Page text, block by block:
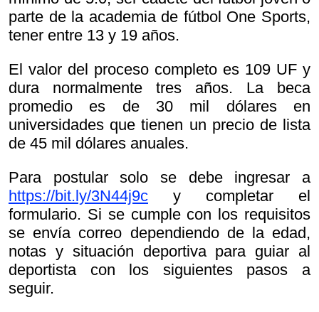
parte de la academia de fútbol One Sports,
tener entre 13 y 19 años.
El valor del proceso completo es 109 UF y
dura normalmente tres años. La beca
promedio es de 30 mil dólares en
universidades que tienen un precio de lista
de 45 mil dólares anuales.
Para postular solo se debe ingresar a
https://bit.ly/3N44j9c y completar el
formulario. Si se cumple con los requisitos
se envía correo dependiendo de la edad,
notas y situación deportiva para guiar al
deportista con los siguientes pasos a
seguir.